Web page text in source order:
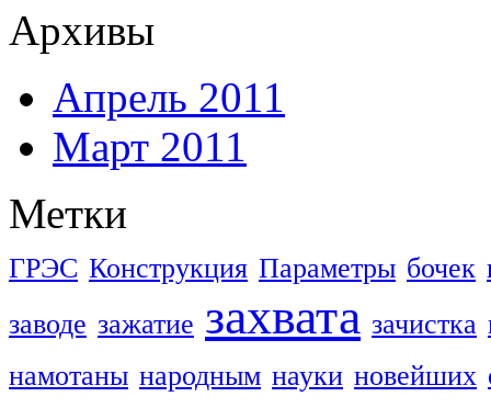
Архивы
Апрель 2011
Март 2011
Метки
ГРЭС Конструкция Параметры бочек
заводе зажатие захвата зачистка
намотаны народным науки новейших